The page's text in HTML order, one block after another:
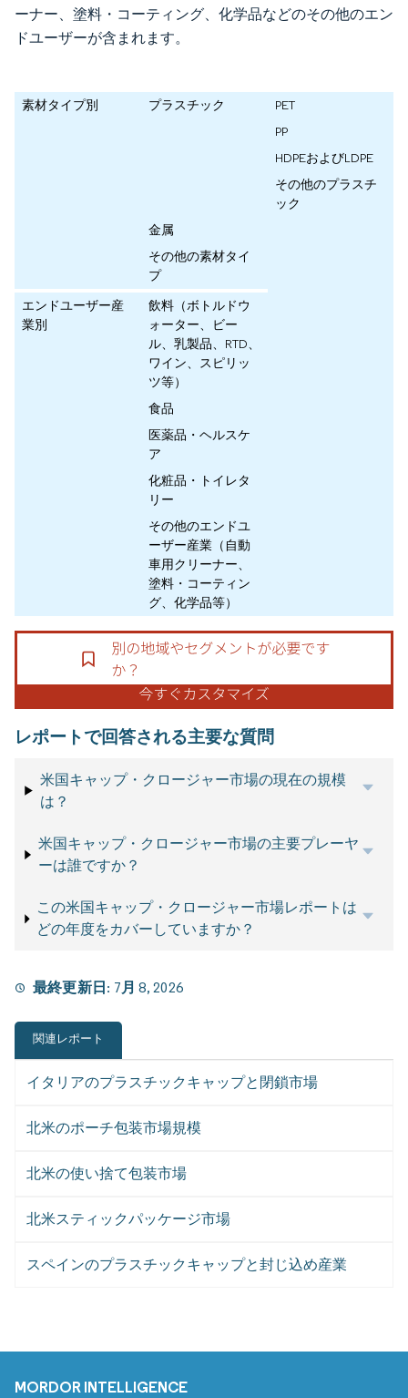
ーナー、塗料・コーティング、化学品などのその他のエン
ドユーザーが含まれます。
素材タイプ別 プラスチック
PET
PP
HDPEおよびLDPE
その他のプラスチ
ック
金属
その他の素材タイ
プ
エンドユーザー産
業別
飲料（ボトルドウ
ォーター、ビー
ル、乳製品、RTD、
ワイン、スピリッ
ツ等）
食品
医薬品・ヘルスケ
ア
化粧品・トイレタ
リー
その他のエンドユ
ーザー産業（自動
車用クリーナー、
塗料・コーティン
グ、化学品等）
レポートで回答される主要な質問
米国キャップ・クロージャー市場の現在の規模
は？
米国キャップ・クロージャー市場の主要プレーヤ
ーは誰ですか？
この米国キャップ・クロージャー市場レポートは
どの年度をカバーしていますか？
最終更新日: 7月 8, 2026
関連レポート
イタリアのプラスチックキャップと閉鎖市場
北米のポーチ包装市場規模
北米の使い捨て包装市場
北米スティックパッケージ市場
スペインのプラスチックキャップと封じ込め産業
MORDOR INTELLIGENCE